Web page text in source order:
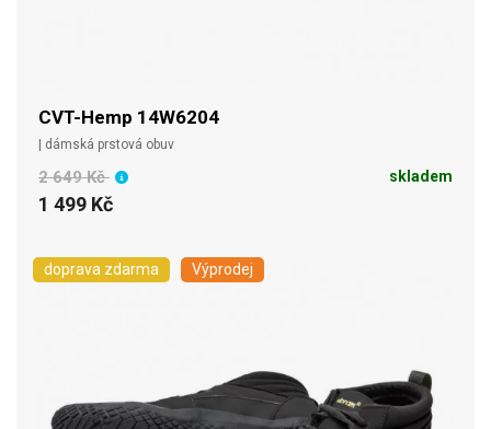
CVT-Hemp 14W6204
| dámská prstová obuv
2 649 Kč
1 499 Kč
skladem
doprava zdarma Výprodej